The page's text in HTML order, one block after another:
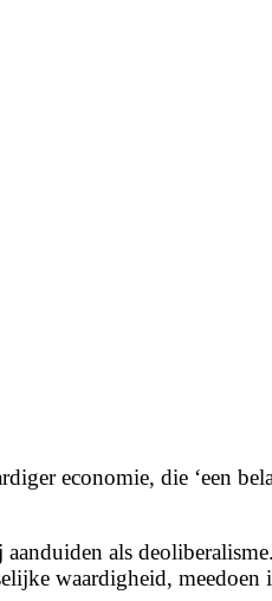
economie, die ‘een
als deoliberalisme
waardigheid,